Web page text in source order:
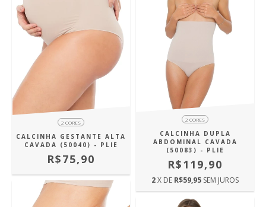
2 CORES
CALCINHA GESTANTE ALTA
CAVADA (50040) - PLIE
R$75,90
2 CORES
CALCINHA DUPLA
ABDOMINAL CAVADA
(50083) - PLIE
R$119,90
2X DE R$59,95 SEM JUROS